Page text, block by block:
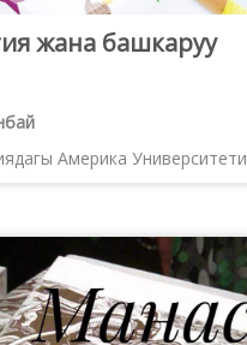
жана башкаруу
Америка Университети